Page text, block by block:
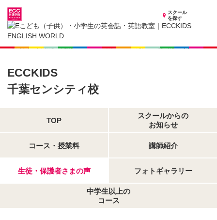
スクール
を探す
千葉県の子供英会話・英語教室
子供（小学生）英会話・英語教室 ECCKIDS 千葉センシティ校
生徒・保護者さまの声
ECCKIDS
千葉センシティ校
TOP
スクールからの
お知らせ
コース・授業料 講師紹介
生徒・保護者さまの声 フォトギャラリー
中学生以上の
コース